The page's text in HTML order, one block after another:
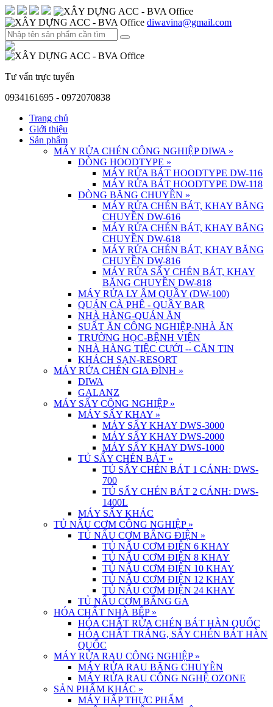
diwavina@gmail.com
Tư vấn trực tuyến
0934161695 - 0972070838
Trang chủ
Giới thiệu
Sản phẩm
MÁY RỬA CHÉN CÔNG NGHIỆP DIWA »
DÒNG HOODTYPE »
MÁY RỬA BÁT HOODTYPE DW-116
MÁY RỬA BÁT HOODTYPE DW-118
DÒNG BĂNG CHUYỀN »
MÁY RỬA CHÉN BÁT, KHAY BĂNG
CHUYỀN DW-616
MÁY RỬA CHÉN BÁT, KHAY BĂNG
CHUYỀN DW-618
MÁY RỬA CHÉN BÁT, KHAY BĂNG
CHUYỀN DW-816
MÁY RỬA SẤY CHÉN BÁT, KHAY
BĂNG CHUYỀN DW-818
MÁY RỬA LY ÂM QUẦY (DW-100)
QUÁN CÀ PHÊ - QUẦY BAR
NHÀ HÀNG-QUÁN ĂN
SUẤT ĂN CÔNG NGHIỆP-NHÀ ĂN
TRƯỜNG HỌC-BỆNH VIỆN
NHÀ HÀNG TIỆC CƯỚI -- CĂN TIN
KHÁCH SẠN-RESORT
MÁY RỬA CHÉN GIA ĐÌNH »
DIWA
GALANZ
MÁY SẤY CÔNG NGHIỆP »
MÁY SẤY KHAY »
MÁY SẤY KHAY DWS-3000
MÁY SẤY KHAY DWS-2000
MÁY SẤY KHAY DWS-1000
TỦ SẤY CHÉN BÁT »
TỦ SẤY CHÉN BÁT 1 CÁNH: DWS-
700
TỦ SẤY CHÉN BÁT 2 CÁNH: DWS-
1400L
MÁY SẤY KHÁC
TỦ NẤU CƠM CÔNG NGHIỆP »
TỦ NẤU CƠM BẰNG ĐIỆN »
TỦ NẤU CƠM ĐIỆN 6 KHAY
TỦ NẤU CƠM ĐIỆN 8 KHAY
TỦ NẤU CƠM ĐIỆN 10 KHAY
TỦ NẤU CƠM ĐIỆN 12 KHAY
TỦ NẤU CƠM ĐIỆN 24 KHAY
TỦ NẤU CƠM BẰNG GA
HÓA CHẤT NHÀ BẾP »
HÓA CHẤT RỬA CHÉN BÁT HÀN QUỐC
HÓA CHẤT TRÁNG, SẤY CHÉN BÁT HÀN
QUỐC
MÁY RỬA RAU CÔNG NGHIỆP »
MÁY RỬA RAU BĂNG CHUYỀN
MÁY RỬA RAU CÔNG NGHỆ OZONE
SẢN PHẨM KHÁC »
MÁY HẤP THỰC PHẨM